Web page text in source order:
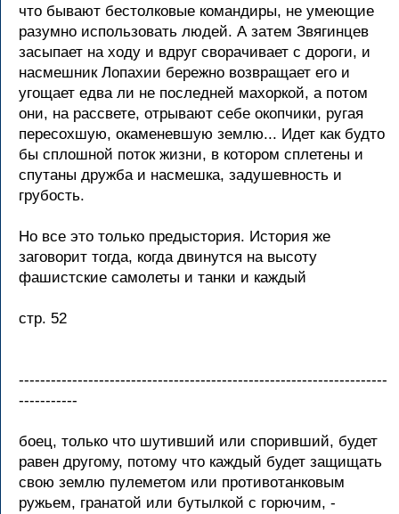
что бывают бестолковые командиры, не умеющие
разумно использовать людей. А затем Звягинцев
засыпает на ходу и вдруг сворачивает с дороги, и
насмешник Лопахии бережно возвращает его и
угощает едва ли не последней махоркой, а потом
они, на рассвете, отрывают себе окопчики, ругая
пересохшую, окаменевшую землю... Идет как будто
бы сплошной поток жизни, в котором сплетены и
спутаны дружба и насмешка, задушевность и
грубость.
Но все это только предыстория. История же
заговорит тогда, когда двинутся на высоту
фашистские самолеты и танки и каждый
стр. 52
---------------------------------------------------------------------
-----------
боец, только что шутивший или споривший, будет
равен другому, потому что каждый будет защищать
свою землю пулеметом или противотанковым
ружьем, гранатой или бутылкой с горючим, -